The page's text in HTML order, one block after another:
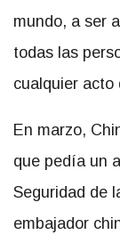
mundo, a ser
todas las
cualquier acto
En marzo,
que pedía un
Seguridad de
embajador